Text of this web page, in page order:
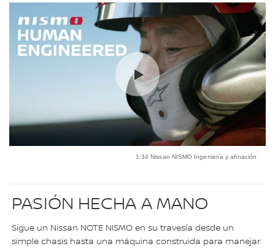
1:34 Nissan NISMO Ingeniería y afinación
PASIÓN HECHA A MANO
Sigue un Nissan NOTE NISMO en su travesía desde un
simple chasis hasta una máquina construida para manejar.